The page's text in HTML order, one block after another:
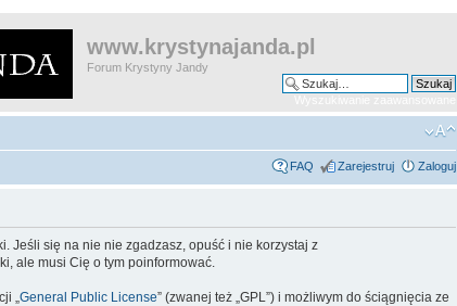
www.krystynajanda.pl
Forum Krystyny Jandy
FAQ Zarejestruj Zaloguj
Jeśli się na nie nie zgadzasz, opuść i nie korzystaj z
ale musi Cię o tym poinformować.
„General Public License” (zwanej też „GPL”) i możliwym do ściągnięcia ze